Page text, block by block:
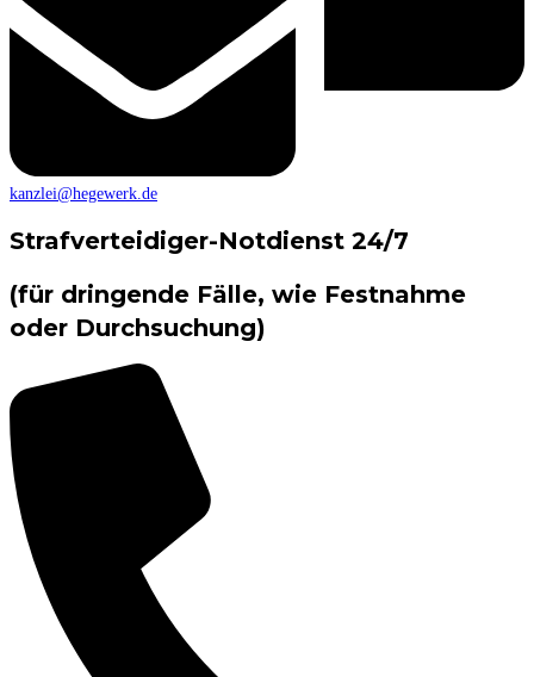
kanzlei@hegewerk.de
Strafverteidiger-Notdienst 24/7
(für dringende Fälle, wie Festnahme
oder Durchsuchung)